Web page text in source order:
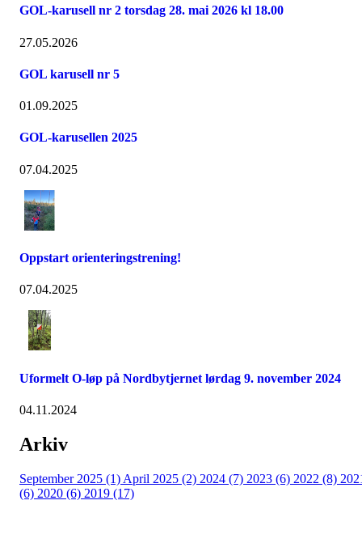
GOL-karusell nr 2 torsdag 28. mai 2026 kl 18.00
27.05.2026
GOL karusell nr 5
01.09.2025
GOL-karusellen 2025
07.04.2025
Oppstart orienteringstrening!
07.04.2025
Uformelt O-løp på Nordbytjernet lørdag 9. november 2024
04.11.2024
Arkiv
September 2025 (1) April 2025 (2) 2024 (7) 2023 (6) 2022 (8)
(6) 2020 (6) 2019 (17)